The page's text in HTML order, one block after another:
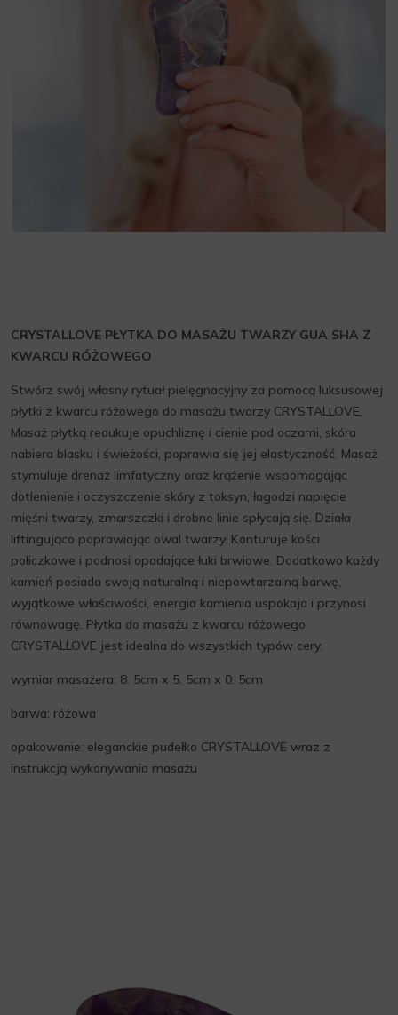
CRYSTALLOVE PŁYTKA DO MASAŻU TWARZY GUA SHA Z
KWARCU RÓŻOWEGO
Stwórz swój własny rytuał pielęgnacyjny za pomocą luksusowej
płytki z kwarcu różowego do masażu twarzy CRYSTALLOVE.
Masaż płytką redukuje opuchliznę i cienie pod oczami, skóra
nabiera blasku i świeżości, poprawia się jej elastyczność. Masaż
stymuluje drenaż limfatyczny oraz krążenie wspomagając
dotlenienie i oczyszczenie skóry z toksyn, łagodzi napięcie
mięśni twarzy, zmarszczki i drobne linie spłycają się. Działa
liftingująco poprawiając owal twarzy. Konturuje kości
policzkowe i podnosi opadające łuki brwiowe. Dodatkowo każdy
kamień posiada swoją naturalną i niepowtarzalną barwę,
wyjątkowe właściwości, energia kamienia uspokaja i przynosi
równowagę. Płytka do masażu z kwarcu różowego
CRYSTALLOVE jest idealna do wszystkich typów cery.
wymiar masażera: 8. 5cm x 5. 5cm x 0. 5cm
barwa: różowa
opakowanie: eleganckie pudełko CRYSTALLOVE wraz z
instrukcją wykonywania masażu